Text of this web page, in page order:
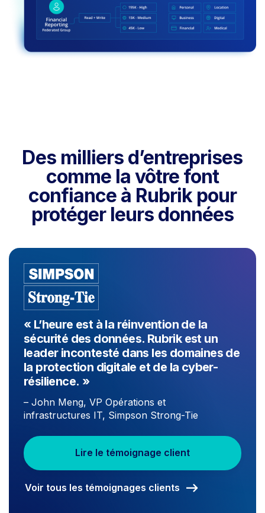
Des milliers d’entreprises
comme la vôtre font
confiance à Rubrik pour
protéger leurs données
« L’heure est à la réinvention de la
sécurité des données. Rubrik est un
leader incontesté dans les domaines de
la protection digitale et de la cyber-
résilience. »
– John Meng, VP Opérations et
infrastructures IT, Simpson Strong-Tie
Lire le témoignage client
Voir tous les témoignages clients